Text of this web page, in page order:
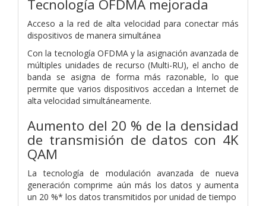
Tecnología OFDMA mejorada
Acceso a la red de alta velocidad para conectar más
dispositivos de manera simultánea
Con la tecnología OFDMA y la asignación avanzada de
múltiples unidades de recurso (Multi-RU), el ancho de
banda se asigna de forma más razonable, lo que
permite que varios dispositivos accedan a Internet de
alta velocidad simultáneamente.
Aumento del 20 % de la densidad
de transmisión de datos con 4K
QAM
La tecnología de modulación avanzada de nueva
generación comprime aún más los datos y aumenta
un 20 %* los datos transmitidos por unidad de tiempo